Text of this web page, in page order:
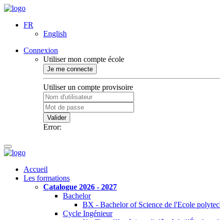
FR
English
Connexion
Utiliser mon compte école
Je me connecte
Utiliser un compte provisoire
Valider
Error:
Accueil
Les formations
Catalogue 2026 - 2027
Bachelor
BX - Bachelor of Science de l'Ecole
Cycle Ingénieur